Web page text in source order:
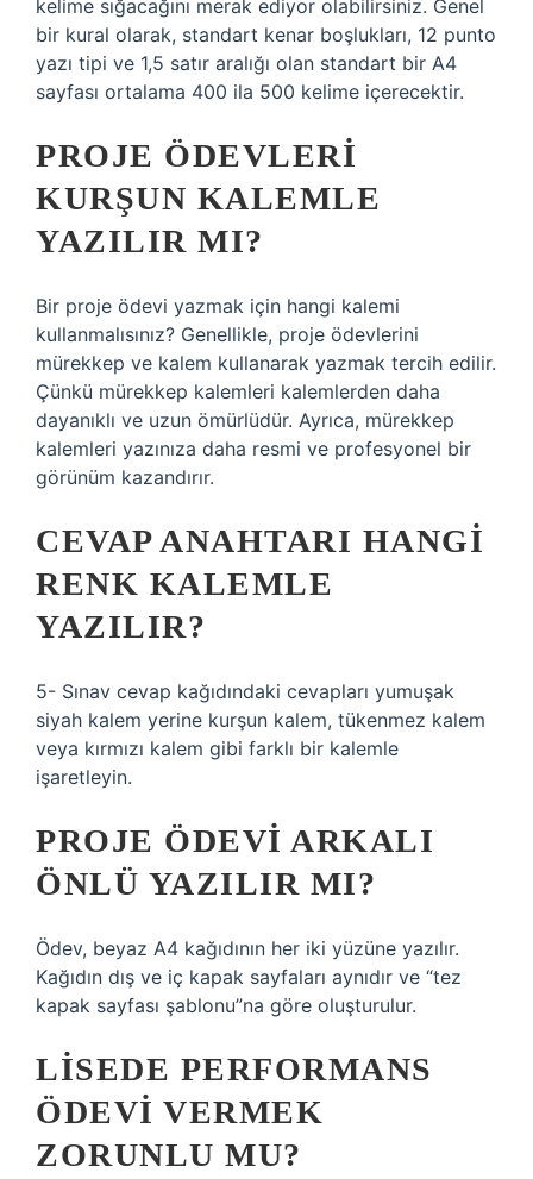
kelime sığacağını merak ediyor olabilirsiniz. Genel
bir kural olarak, standart kenar boşlukları, 12 punto
yazı tipi ve 1,5 satır aralığı olan standart bir A4
sayfası ortalama 400 ila 500 kelime içerecektir.
PROJE ÖDEVLERI
KURŞUN KALEMLE
YAZILIR MI?
Bir proje ödevi yazmak için hangi kalemi
kullanmalısınız? Genellikle, proje ödevlerini
mürekkep ve kalem kullanarak yazmak tercih edilir.
Çünkü mürekkep kalemleri kalemlerden daha
dayanıklı ve uzun ömürlüdür. Ayrıca, mürekkep
kalemleri yazınıza daha resmi ve profesyonel bir
görünüm kazandırır.
CEVAP ANAHTARI HANGI
RENK KALEMLE
YAZILIR?
5- Sınav cevap kağıdındaki cevapları yumuşak
siyah kalem yerine kurşun kalem, tükenmez kalem
veya kırmızı kalem gibi farklı bir kalemle
işaretleyin.
PROJE ÖDEVI ARKALI
ÖNLÜ YAZILIR MI?
Ödev, beyaz A4 kağıdının her iki yüzüne yazılır.
Kağıdın dış ve iç kapak sayfaları aynıdır ve “tez
kapak sayfası şablonu”na göre oluşturulur.
LISEDE PERFORMANS
ÖDEVI VERMEK
ZORUNLU MU?